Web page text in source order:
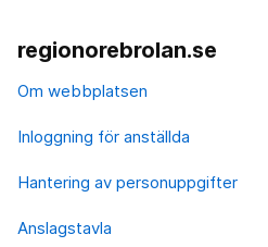
regionorebrolan.se
Om webbplatsen
Inloggning för anställda
Hantering av personuppgifter
Anslagstavla